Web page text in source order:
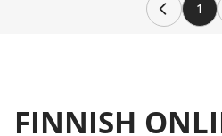
1
FINNISH